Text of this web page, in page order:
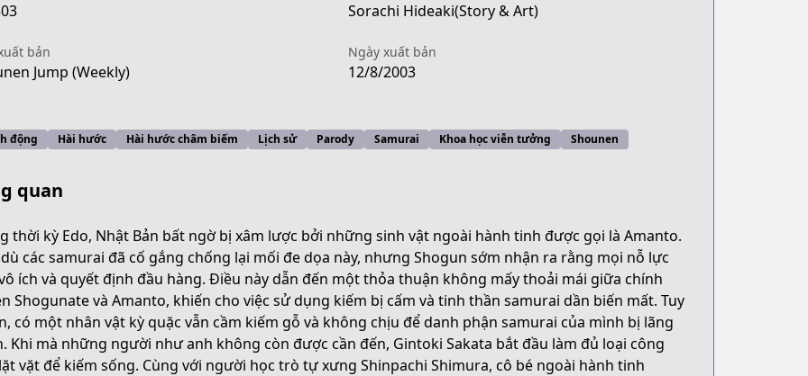
4e31-a166-8afb2938ed55
Sorachi Hideaki(Story & Art)
bản
Jump (Weekly)
Ngày xuất bản
12/8/2003
động Hài hước Hài hước châm biếm Lịch sử Parody Samurai Khoa học viễn tưởng Shounen
quan
thời kỳ Edo, Nhật Bản bất ngờ bị xâm lược bởi những sinh vật ngoài hành tinh được gọi là Amanto.
các samurai đã cố gắng chống lại mối đe dọa này, nhưng Shogun sớm nhận ra rằng mọi nỗ lực
ích và quyết định đầu hàng. Điều này dẫn đến một thỏa thuận không mấy thoải mái giữa chính
Shogunate và Amanto, khiến cho việc sử dụng kiếm bị cấm và tinh thần samurai dần biến mất. Tuy
có một nhân vật kỳ quặc vẫn cầm kiếm gỗ và không chịu để danh phận samurai của mình bị lãng
Khi mà những người như anh không còn được cần đến, Gintoki Sakata bắt đầu làm đủ loại công
vặt để kiếm sống. Cùng với người học trò tự xưng Shinpachi Shimura, cô bé ngoài hành tinh